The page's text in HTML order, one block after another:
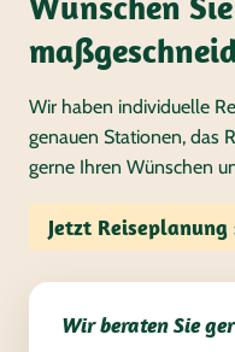
Wir haben individuelle
genauen Stationen, das
gerne Ihren Wünschen
Jetzt
Wir beraten Sie